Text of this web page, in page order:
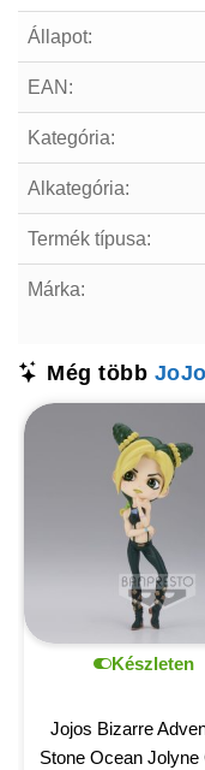
Állapot:
EAN:
Kategória:
Alkategória:
Termék típusa:
Márka:
Még több
Készleten
Jojos Bizarre
Stone Ocean Jolyne